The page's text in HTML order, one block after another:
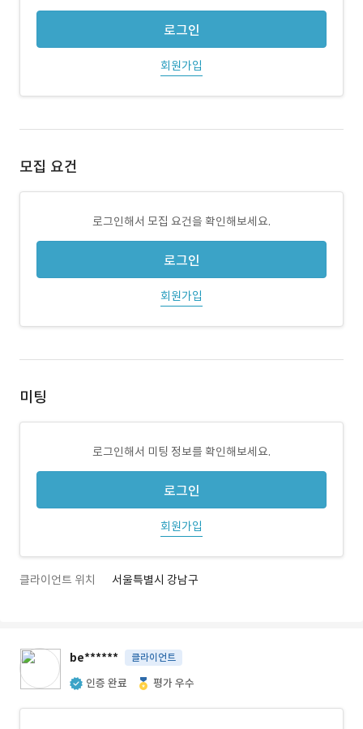
로그인
회원가입
모집 요건
로그인해서 모집 요건을 확인해보세요.
로그인
회원가입
미팅
로그인해서 미팅 정보를 확인해보세요.
로그인
회원가입
클라이언트 위치 서울특별시 강남구
be****** 클라이언트
인증 완료 평가 우수